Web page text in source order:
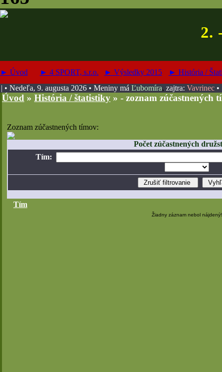
2.
► Úvod ► 4 SPORT, s.r.o. ► Výsledky 2015
► História /
| • Nedeľa, 9. augusta 2026 • Meniny má Ľubomíra, zajtra: Vavrinec •
Úvod » História / štatistiky » - zoznam zúčastnených
Zoznam zúčastnených tímov:
Počet zúčastnených
Tím:
Tím
Žiadny záznam nebol nájdený!